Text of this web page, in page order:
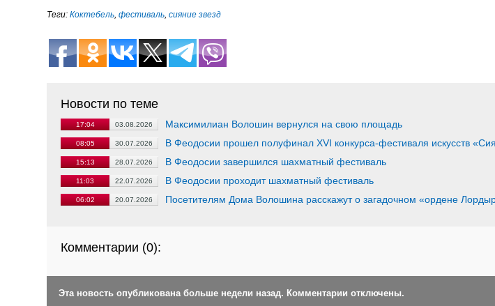
Теги: Коктебель, фестиваль, сияние звезд
Новости по теме
17:04 03.08.2026 Максимилиан Волошин вернулся на свою площадь
08:05 30.07.2026 В Феодосии прошел полуфинал XVI конкурса-фестиваля искусств
15:13 28.07.2026 В Феодосии завершился шахматный фестиваль
11:03 22.07.2026 В Феодосии проходит шахматный фестиваль
06:02 20.07.2026 Посетителям Дома Волошина расскажут о загадочном «ордене
Комментарии (0):
Эта новость опубликована больше недели назад. Комментарии отключены.